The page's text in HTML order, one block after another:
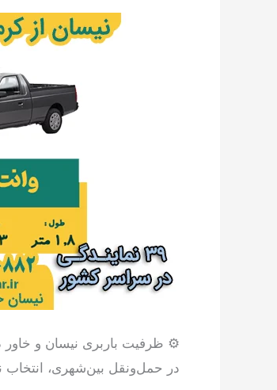
⚙ ظرفیت باربری نیسان و خاور
در حمل‌ونقل بین‌شهری، انتخاب